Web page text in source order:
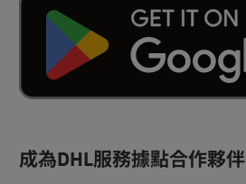
成為DHL服務據點合作夥伴